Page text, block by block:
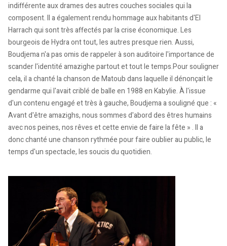
indifférente aux drames des autres couches sociales qui la
composent. Il a également rendu hommage aux habitants d'El
Harrach qui sont très affectés par la crise économique. Les
bourgeois de Hydra ont tout, les autres presque rien. Aussi,
Boudjema n'a pas omis de rappeler à son auditoire l'importance de
scander l'identité amazighe partout et tout le temps.Pour souligner
cela, il a chanté la chanson de Matoub dans laquelle il dénonçait le
gendarme qui l'avait criblé de balle en 1988 en Kabylie. À l'issue
d'un contenu engagé et très à gauche, Boudjema a souligné que : «
Avant d'être amazighs, nous sommes d'abord des êtres humains
avec nos peines, nos rêves et cette envie de faire la fête » . Il a
donc chanté une chanson rythmée pour faire oublier au public, le
temps d'un spectacle, les soucis du quotidien.